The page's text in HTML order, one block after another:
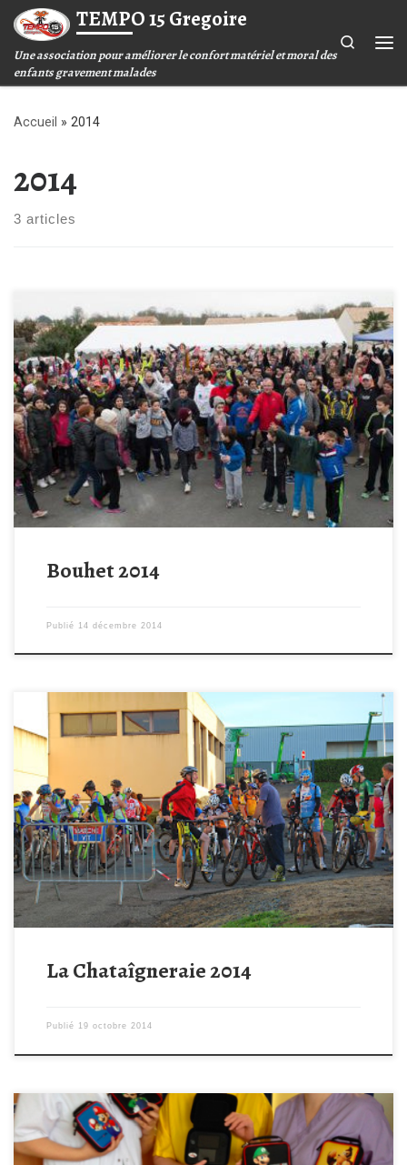
Passer au contenu
TEMPO 15 Gregoire
Une association pour améliorer le confort matériel et moral des
enfants gravement malades
Search
Accueil » 2014
2014
3 articles
Bouhet 2014
Publié 14 décembre 2014
La Chataîgneraie 2014
Publié 19 octobre 2014